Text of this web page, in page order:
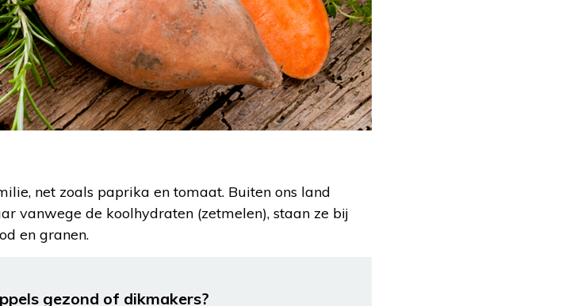
net zoals paprika en tomaat. Buiten ons land
vanwege de koolhydraten (zetmelen), staan ze bij
en granen.
gezond of dikmakers?